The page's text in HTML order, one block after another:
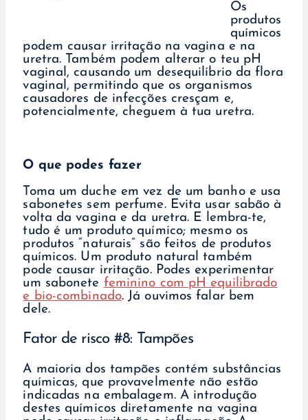
Os
produtos
químicos
podem causar irritação na vagina e na
uretra. Também podem alterar o teu pH
vaginal, causando um desequilíbrio da flora
vaginal, permitindo que os organismos
causadores de infecções cresçam e,
potencialmente, cheguem à tua uretra.
O que podes fazer
Toma um duche em vez de um banho e usa
sabonetes sem perfume. Evita usar sabão à
volta da vagina e da uretra. E lembra-te,
tudo é um produto químico; mesmo os
produtos “naturais” são feitos de produtos
químicos. Um produto natural também
pode causar irritação. Podes experimentar
um sabonete feminino com pH equilibrado
e bio-combinado. Já ouvimos falar bem
dele.
Fator de risco #8: Tampões
A maioria dos tampões contém substâncias
químicas, que provavelmente não estão
indicadas na embalagem. A introdução
destes químicos diretamente na vagina